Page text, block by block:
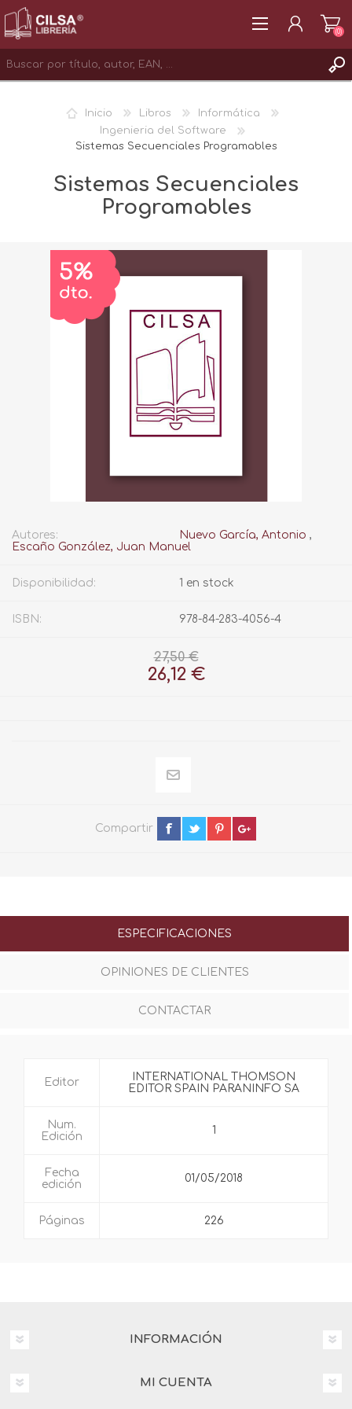
INICIAR SESIÓN
(0)
Inicio Libros
Informática
Ingenieria del Software
Sistemas Secuenciales Programables
Sistemas Secuenciales
Programables
Autores: Nuevo García, Antonio ,
Escaño González, Juan Manuel
Disponibilidad: 1 en stock
ISBN: 978-84-283-4056-4
27,50 €
26,12 €
Compartir
ESPECIFICACIONES
OPINIONES DE CLIENTES
CONTACTAR
Editor
INTERNATIONAL THOMSON
EDITOR SPAIN PARANINFO SA
Num.
Edición
1
Fecha
edición
01/05/2018
Páginas 226
INFORMACIÓN
MI CUENTA